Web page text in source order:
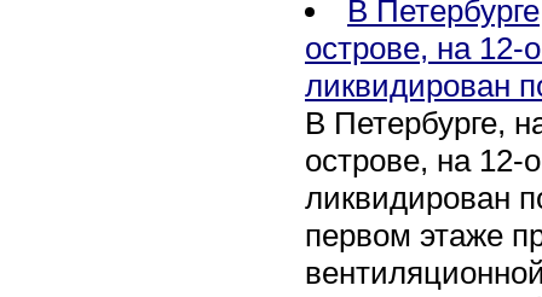
В
острове, на 12-
ликвидирован
В Петербурге,
острове, на 12-
ликвидирован
первом этаже